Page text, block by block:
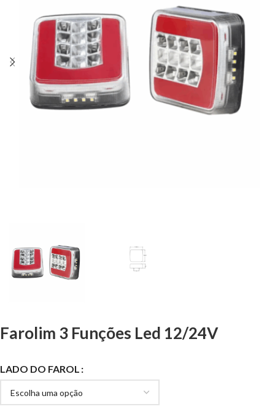
Farolim 3 Funções Led 12/24V
LADO DO FAROL